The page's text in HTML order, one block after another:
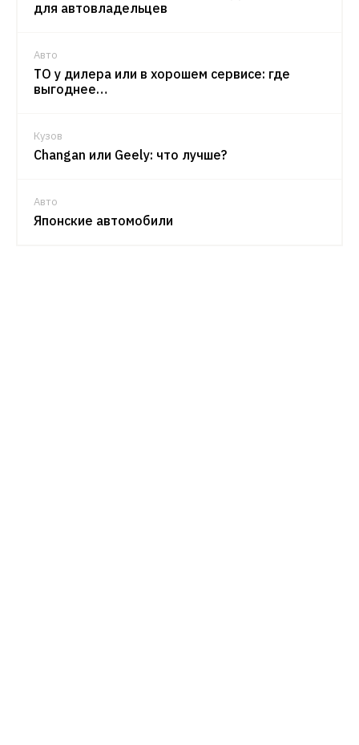
для автовладельцев
Авто
ТО у дилера или в хорошем сервисе: где
выгоднее…
Кузов
Changan или Geely: что лучше?
Авто
Японские автомобили